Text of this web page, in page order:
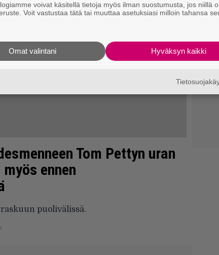
Tom Pettyn uran
ennen
puolivälissä.
voivat käsitellä tietoja myös ilman suostumusta, jos niillä
Voit vastustaa tätä tai muuttaa asetuksiasi milloin tahansa
Hyväksyn kaikki
Omat valintani